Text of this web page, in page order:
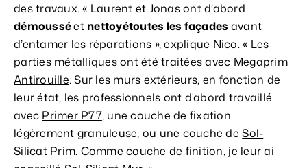
des travaux. « Laurent et Jonas ont d’abord
démousséet nettoyétoutes les façades avant
d’entamer les réparations », explique Nico. « Les
parties métalliques ont été traitées avec Megaprim
Antirouille. Sur les murs extérieurs, en fonction de
leur état, les professionnels ont d'abord travaillé
avec Primer P77, une couche de fixation
légèrement granuleuse, ou une couche deSol-
Silicat Prim. Comme couche de finition, je leur ai